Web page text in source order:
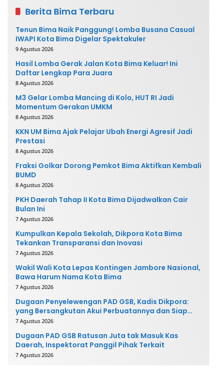
Berita Bima Terbaru
Tenun Bima Naik Panggung! Lomba Busana Casual
IWAPI Kota Bima Digelar Spektakuler
9 Agustus 2026
Hasil Lomba Gerak Jalan Kota Bima Keluar! Ini
Daftar Lengkap Para Juara
8 Agustus 2026
M3 Gelar Lomba Mancing di Kolo, HUT RI Jadi
Momentum Gerakan UMKM
8 Agustus 2026
KKN UM Bima Ajak Pelajar Ubah Energi Agresif Jadi
Prestasi
8 Agustus 2026
Fraksi Golkar Dorong Pemkot Bima Aktifkan Kembali
BUMD
8 Agustus 2026
PKH Daerah Tahap II Kota Bima Dijadwalkan Cair
Bulan Ini
7 Agustus 2026
Kumpulkan Kepala Sekolah, Dikpora Kota Bima
Tekankan Transparansi dan Inovasi
7 Agustus 2026
Wakil Wali Kota Lepas Kontingen Jambore Nasional,
Bawa Harum Nama Kota Bima
7 Agustus 2026
Dugaan Penyelewengan PAD GSB, Kadis Dikpora:
yang Bersangkutan Akui Perbuatannya dan Siap
Mengembalikan Uang
7 Agustus 2026
Dugaan PAD GSB Ratusan Juta tak Masuk Kas
Daerah, Inspektorat Panggil Pihak Terkait
7 Agustus 2026